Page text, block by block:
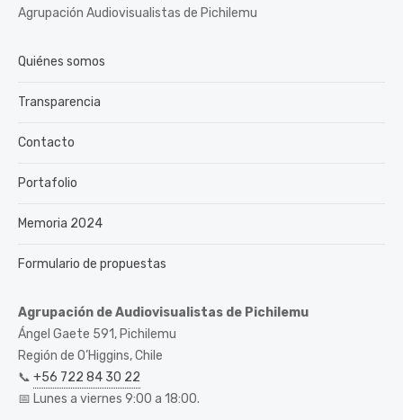
Agrupación Audiovisualistas de Pichilemu
Quiénes somos
Transparencia
Contacto
Portafolio
Memoria 2024
Formulario de propuestas
Agrupación de Audiovisualistas de Pichilemu
Ángel Gaete 591, Pichilemu
Región de O’Higgins, Chile
📞 +56 722 84 30 22
📅 Lunes a viernes 9:00 a 18:00.